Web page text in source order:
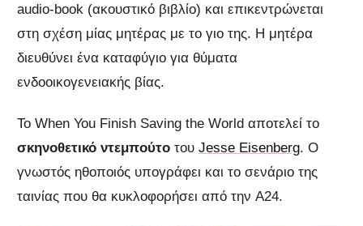
audio-book (ακουστικό βιβλίο) και επικεντρώνεται
στη σχέση μίας μητέρας με το γιο της. Η μητέρα
διευθύνει ένα καταφύγιο για θύματα
ενδοοικογενειακής βίας.
Το When You Finish Saving the World αποτελεί το
σκηνοθετικό ντεμπούτο του Jesse Eisenberg. Ο
γνωστός ηθοποιός υπογράφει και το σενάριο της
ταινίας που θα κυκλοφορήσει από την A24.